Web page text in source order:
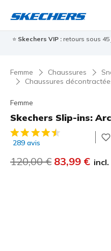
⭐ Skechers VIP : retours sous
Femme Chaussures
Chaussures
Femme
Skechers Slip-ins:
Évaluation client 3,3 sur 5
289 avis
Prix réduit de
120,00 € à
83,99 €